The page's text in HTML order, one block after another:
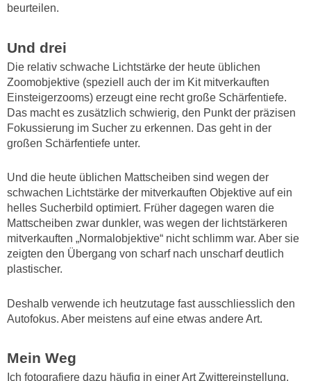
beurteilen.
Und drei
Die relativ schwache Lichtstärke der heute üblichen
Zoomobjektive (speziell auch der im Kit mitverkauften
Einsteigerzooms) erzeugt eine recht große Schärfentiefe.
Das macht es zusätzlich schwierig, den Punkt der präzisen
Fokussierung im Sucher zu erkennen. Das geht in der
großen Schärfentiefe unter.
Und die heute üblichen Mattscheiben sind wegen der
schwachen Lichtstärke der mitverkauften Objektive auf ein
helles Sucherbild optimiert. Früher dagegen waren die
Mattscheiben zwar dunkler, was wegen der lichtstärkeren
mitverkauften „Normalobjektive“ nicht schlimm war. Aber sie
zeigten den Übergang von scharf nach unscharf deutlich
plastischer.
Deshalb verwende ich heutzutage fast ausschliesslich den
Autofokus. Aber meistens auf eine etwas andere Art.
Mein Weg
Ich fotografiere dazu häufig in einer Art Zwittereinstellung,